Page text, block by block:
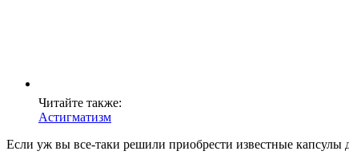
Читайте также:
Астигматизм
Если уж вы все-таки решили приобрести известные капсулы